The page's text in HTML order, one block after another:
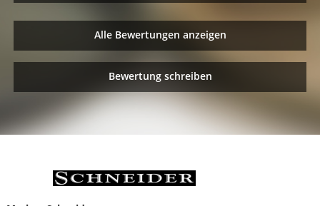
Alle Bewertungen anzeigen
Bewertung schreiben